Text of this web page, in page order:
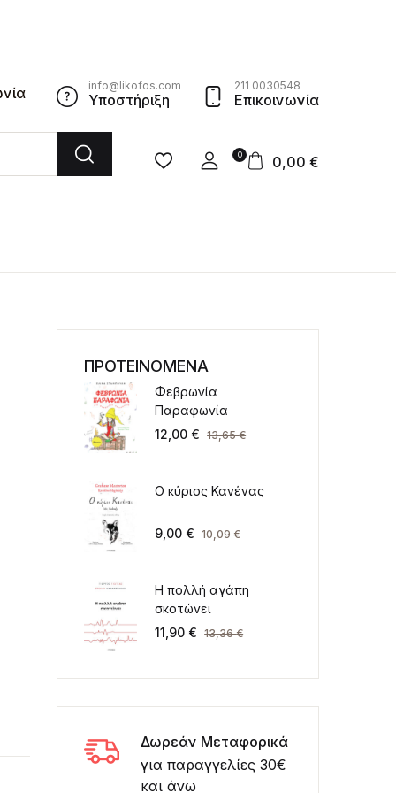
info@likofos.com
Υποστήριξη
211 0030548
Επικοινωνία
0 0,00 €
ΠΡΟΤΕΙΝΟΜΕΝΑ
Φεβρωνία
Παραφωνία
12,00 € 13,65€
Ο κύριος Κανένας
9,00 € 10,09€
Η πολλή αγάπη
σκοτώνει
11,90 € 13,36€
Δωρεάν Μεταφορικά
για παραγγελίες 30€
και άνω